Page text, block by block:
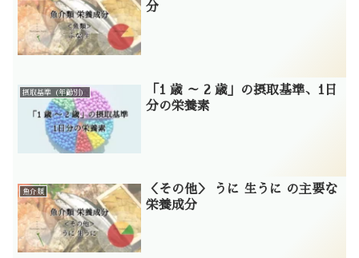
分
摂取基準（年齢別）
「1 歳 ～ 2 歳」の摂取基準、1日
分の栄養素
魚介類
＜その他＞ うに 生うに の主要な
栄養成分